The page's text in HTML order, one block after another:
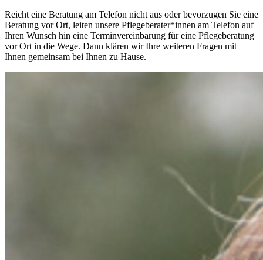
Reicht eine Beratung am Telefon nicht aus oder bevorzugen Sie eine
Beratung vor Ort, leiten unsere Pflegeberater*innen am Telefon auf
Ihren Wunsch hin eine Terminvereinbarung für eine Pflegeberatung
vor Ort in die Wege. Dann klären wir Ihre weiteren Fragen mit
Ihnen gemeinsam bei Ihnen zu Hause.